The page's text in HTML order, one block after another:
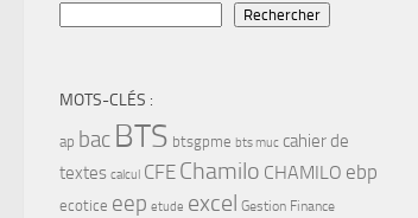
Rechercher
MOTS-CLÉS :
ap bac BTS btsgpme bts muc cahier de
textes calcul CFE Chamilo CHAMILO ebp
ecotice eep etude excel Gestion Finance